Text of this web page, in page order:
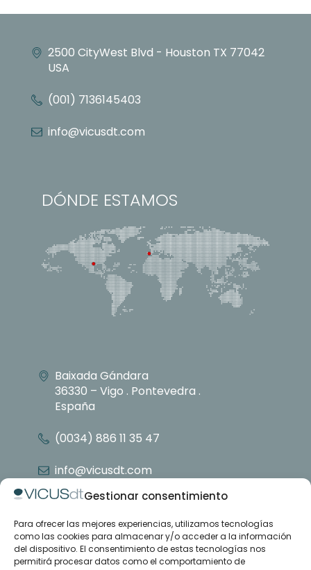
Gestionar consentimiento
Para ofrecer las mejores experiencias, utilizamos tecnologías
como las cookies para almacenar y/o acceder a la información
del dispositivo. El consentimiento de estas tecnologías nos
permitirá procesar datos como el comportamiento de
2500 CityWest Blvd - Houston TX 77042
USA
(001) 7136145403
info@vicusdt.com
DÓNDE ESTAMOS
Baixada Gándara
36330 – Vigo . Pontevedra .
España
(0034) 886 11 35 47
info@vicusdt.com
Nosotros
Grupo Emenasa
Contacto